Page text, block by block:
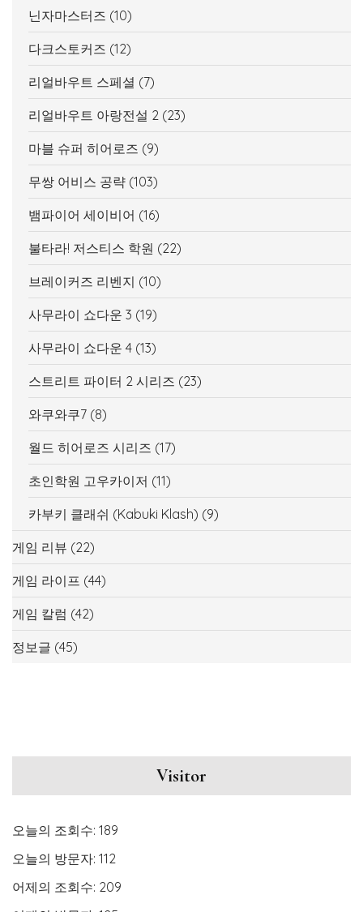
닌자마스터즈 (10)
다크스토커즈 (12)
리얼바우트 스페셜 (7)
리얼바우트 아랑전설 2 (23)
마블 슈퍼 히어로즈 (9)
무쌍 어비스 공략 (103)
뱀파이어 세이비어 (16)
불타라! 저스티스 학원 (22)
브레이커즈 리벤지 (10)
사무라이 쇼다운 3 (19)
사무라이 쇼다운 4 (13)
스트리트 파이터 2 시리즈 (23)
와쿠와쿠7 (8)
월드 히어로즈 시리즈 (17)
초인학원 고우카이저 (11)
카부키 클래쉬 (Kabuki Klash) (9)
게임 리뷰 (22)
게임 라이프 (44)
게임 칼럼 (42)
정보글 (45)
Visitor
오늘의 조회수: 189
오늘의 방문자: 112
어제의 조회수: 209